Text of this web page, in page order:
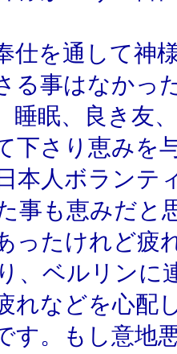
を通して神
る事はなかっ
睡眠、良き友
下さり恵みを
本人ボランテ
事も恵みだと
ったけれど疲
、ベルリンに
れなどを心配
す。もし意地